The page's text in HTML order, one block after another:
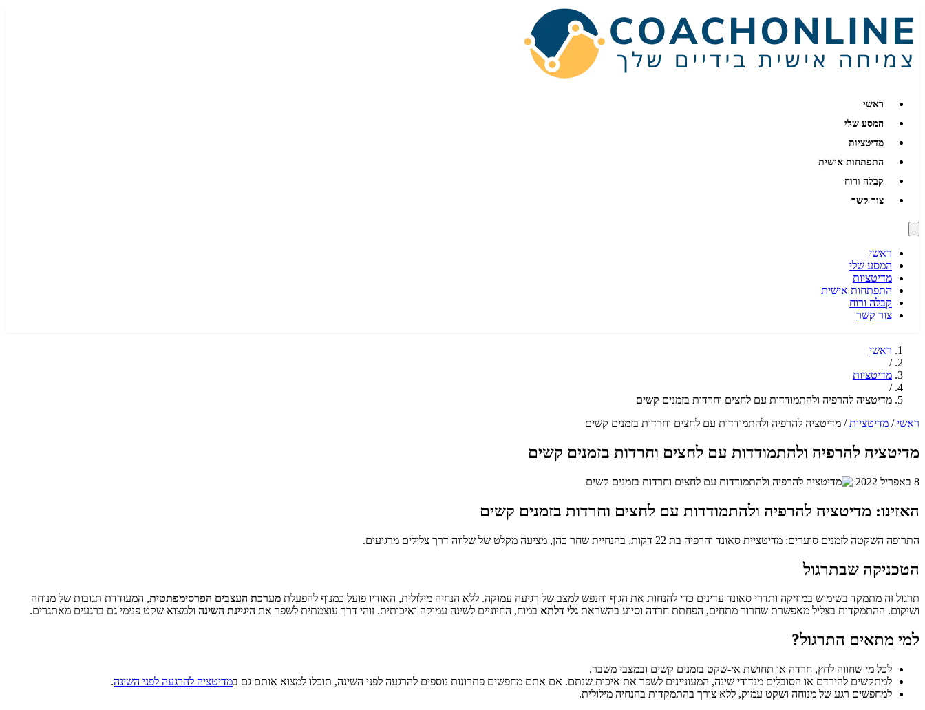
ראשי
המסע שלי
מדיטציות
התפתחות אישית
קבלה ורוח
צור קשר
ראשי
המסע שלי
מדיטציות
התפתחות אישית
קבלה ורוח
צור קשר
ראשי
/
מדיטציות
/
מדיטציה להרפיה ולהתמודדות עם לחצים וחרדות בזמנים קשים
ראשי / מדיטציות / מדיטציה להרפיה ולהתמודדות עם לחצים וחרדות בזמנים קשים
מדיטציה להרפיה ולהתמודדות עם לחצים וחרדות בזמנים קשים
8 באפריל 2022
האזינו: מדיטציה להרפיה ולהתמודדות עם לחצים וחרדות בזמנים קשים
התרופה השקטה לזמנים סוערים: מדיטציית סאונד והרפיה בת 22 דקות, בהנחיית שחר כהן, מציעה מקלט של שלווה דרך צלילים מרגיעים.
הטכניקה שבתרגול
תרגול זה מתמקד בשימוש במוזיקה ותדרי סאונד עדינים כדי להנחות את הגוף והנפש למצב של רגיעה עמוקה. ללא הנחיה מילולית, האודיו פועל כמנוף להפעלת מערכת העצבים הפרסימפתטית, המעודדת תגובות של מנוחה
ושיקום. ההתמקדות בצליל מאפשרת שחרור מתחים, הפחתת חרדה וסיוע בהשראת גלי דלתא במוח, החיוניים לשינה עמוקה ואיכותית. זוהי דרך עוצמתית לשפר את היגיינת השינה ולמצוא שקט פנימי גם ברגעים מאתגרים.
למי מתאים התרגול?
לכל מי שחווה לחץ, חרדה או תחושת אי-שקט בזמנים קשים ובמצבי משבר.
למתקשים להירדם או הסובלים מנדודי שינה, המעוניינים לשפר את איכות שנתם. אם אתם מחפשים פתרונות נוספים להרגעה לפני השינה, תוכלו למצוא אותם גם במדיטציה להרגעה לפני השינה.
למחפשים רגע של מנוחה ושקט עמוק, ללא צורך בהתמקדות בהנחיה מילולית.